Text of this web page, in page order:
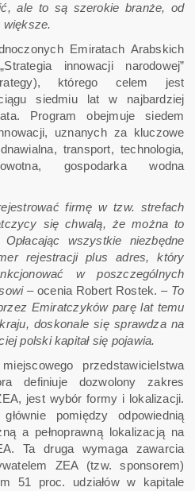
ale to są szerokie branże, od
większe.
Emiratach Arabskich
innowacji narodowej”
którego celem jest
siedmiu lat w najbardziej
Program obejmuje siedem
uznanych za kluczowe
transport, technologia,
gospodarka wodna
firmę w tzw. strefach
się chwalą, że można to
wszystkie niezbędne
rejestracji plus adres, który
w poszczególnych
–ocenia Robert Rostek. –To
Emiratczyków parę lat temu
doskonale się sprawdza na
polski kapitał się pojawia.
przedstawicielstwa
definiuje dozwolony zakres
jest wybór formy i lokalizacji.
pomiędzy odpowiednią
a pełnoprawną lokalizacją na
Ta druga wymaga zawarcia
ZEA (tzw. sponsorem)
51 proc. udziałów w kapitale